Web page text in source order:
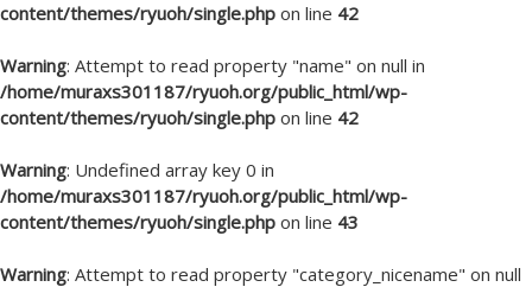
content/themes/ryuoh/single.php on line 42
Warning: Attempt to read property "name" on null in
/home/muraxs301187/ryuoh.org/public_html/wp-
content/themes/ryuoh/single.php on line 42
Warning: Undefined array key 0 in
/home/muraxs301187/ryuoh.org/public_html/wp-
content/themes/ryuoh/single.php on line 43
Warning: Attempt to read property "category_nicename" on null